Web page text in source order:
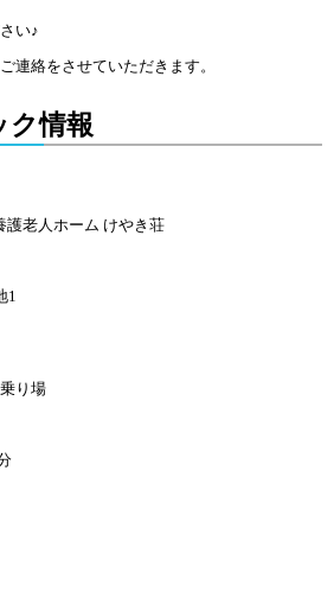
い♪
連絡をさせていただきます。
ク情報
護老人ホーム けやき荘
1
り場